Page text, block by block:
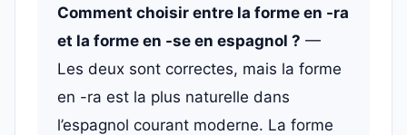
Comment choisir entre la forme en -ra
et la forme en -se en espagnol ? —
Les deux sont correctes, mais la forme
en -ra est la plus naturelle dans
l’espagnol courant moderne. La forme